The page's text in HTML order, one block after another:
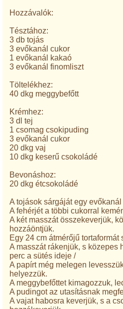
Hozzávalók:
Tésztához:
3 db tojás
3 evőkanál cukor
1 evőkanál kakaó
3 evőkanál finomliszt
Töltelékhez:
40 dkg meggybefőtt
Krémhez:
3 dl tej
1 csomag csokipuding
3 evőkanál cukor
20 dkg vaj
10 dkg keserű csokoládé
Bevonáshoz:
20 dkg étcsokoládé
A tojások sárgáját egy
A fehérjét a többi cukorral
A két masszát összekeverjük,
hozzáöntjük.
Egy 24 cm átmérőjű
A masszát rákenjük, s közepes
perc a sütés ideje /
A papírt még melegen
helyezzük.
A meggybefőttet kimagozzuk,
A pudingot az utasításnak
A vajat habosra keverjük, s a